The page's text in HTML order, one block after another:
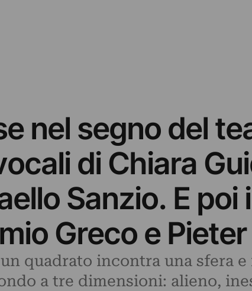
nel segno del
di Chiara
Sanzio. E poi
Greco e
quadrato incontra una sfera
a tre dimensioni: alieno,